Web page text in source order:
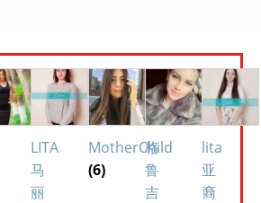
LITA
马
丽
MotherChild
(6)
格
鲁
吉
lita
亚
裔